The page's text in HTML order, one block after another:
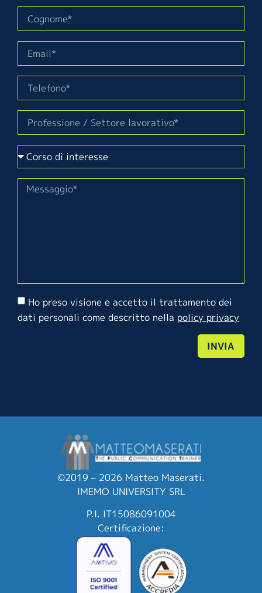
Ho preso visione e accetto il trattamento dei
dati personali come descritto nella policy privacy
INVIA
©2019 – 2026 Matteo Maserati.
IMEMO UNIVERSITY SRL
P.I. IT15086091004
Certificazione: